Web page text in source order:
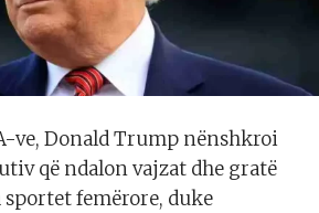
ve, Donald Trump nënshkroi
që ndalon vajzat dhe gratë
femërore, duke